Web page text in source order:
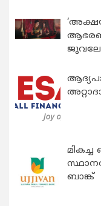
മികച്ച
ബാങ്ക്